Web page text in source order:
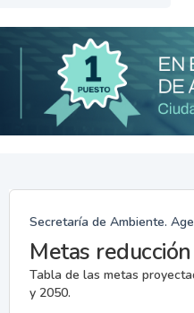
Secretaría de Ambiente.
Metas
Tabla de las metas
y 2050.